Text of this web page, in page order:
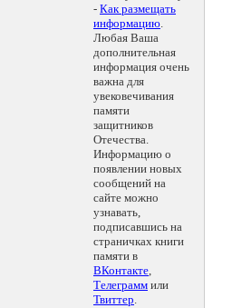
- Как размещать
информацию.
Любая Ваша
дополнительная
информация очень
важна для
увековечивания
памяти
защитников
Отечества.
Информацию о
появлении новых
сообщений на
сайте можно
узнавать,
подписавшись на
страничках книги
памяти в
ВКонтакте,
Телеграмм или
Твиттер.